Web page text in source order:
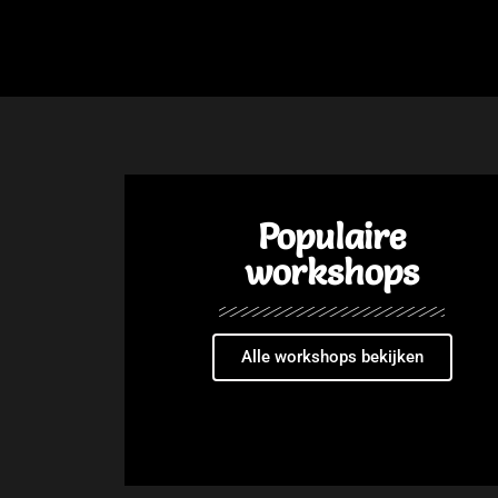
Populaire
workshops
Alle workshops bekijken